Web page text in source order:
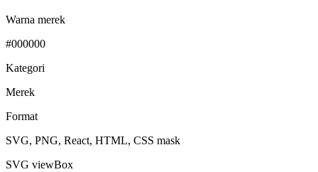
Warna merek
#000000
Kategori
Merek
Format
SVG, PNG, React, HTML, CSS mask
SVG viewBox